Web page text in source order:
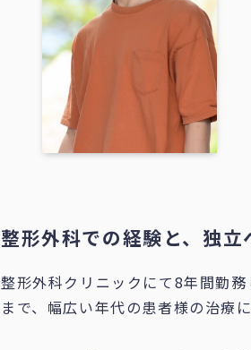
整形外科での経験と、独立
整形外科クリニックにて8年間勤
まで、幅広い年代の患者様の治療